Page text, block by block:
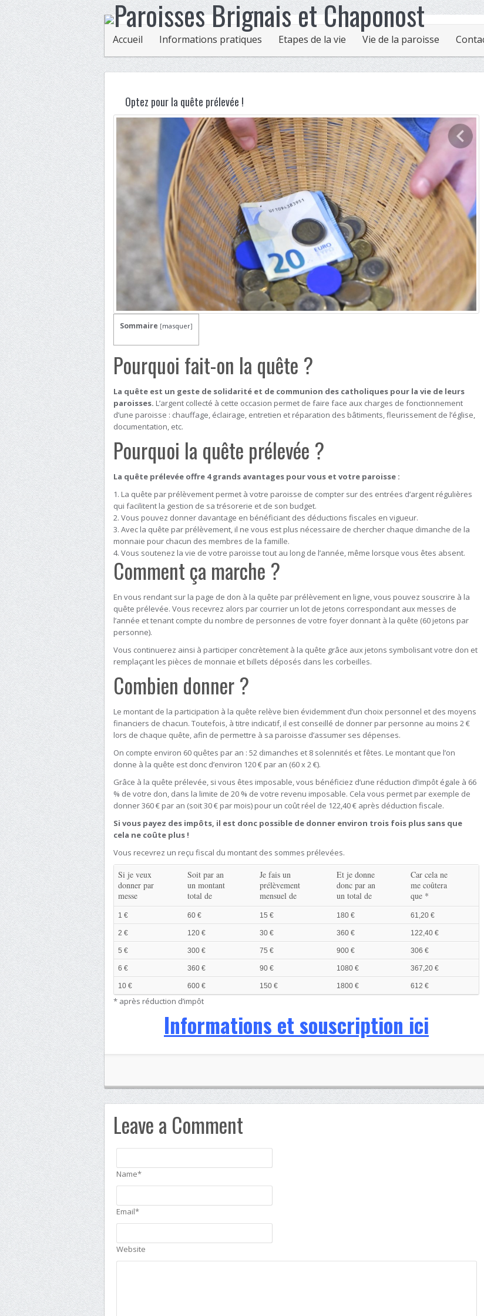
Accueil Informations pratiques Etapes de la vie Vie de la paroisse
Optez pour la quête prélevée !
Sommaire [masquer]
Pourquoi fait-on la quête ?
La quête est un geste de solidarité et de communion des catholiques pour la vie de leurs
paroisses. L’argent collecté à cette occasion permet de faire face aux charges de fonctionnement
d’une paroisse : chauffage, éclairage, entretien et réparation des bâtiments, fleurissement de l’église,
documentation, etc.
Pourquoi la quête prélevée ?
La quête prélevée offre 4 grands avantages pour vous et votre paroisse :
La quête par prélèvement permet à votre paroisse de compter sur des entrées d’argent régulières
qui facilitent la gestion de sa trésorerie et de son budget.
Vous pouvez donner davantage en bénéficiant des déductions fiscales en vigueur.
Avec la quête par prélèvement, il ne vous est plus nécessaire de chercher chaque dimanche de la
monnaie pour chacun des membres de la famille.
Vous soutenez la vie de votre paroisse tout au long de l’année, même lorsque vous êtes absent.
Comment ça marche ?
En vous rendant sur la page de don à la quête par prélèvement en ligne, vous pouvez souscrire à la
quête prélevée. Vous recevrez alors par courrier un lot de jetons correspondant aux messes de
l’année et tenant compte du nombre de personnes de votre foyer donnant à la quête (60 jetons par
personne).
Vous continuerez ainsi à participer concrètement à la quête grâce aux jetons symbolisant votre don et
remplaçant les pièces de monnaie et billets déposés dans les corbeilles.
Combien donner ?
Le montant de la participation à la quête relève bien évidemment d’un choix personnel et des moyens
financiers de chacun. Toutefois, à titre indicatif, il est conseillé de donner par personne au moins 2 €
lors de chaque quête, afin de permettre à sa paroisse d’assumer ses dépenses.
On compte environ 60 quêtes par an : 52 dimanches et 8 solennités et fêtes. Le montant que l’on
donne à la quête est donc d’environ 120 € par an (60 x 2 €).
Grâce à la quête prélevée, si vous êtes imposable, vous bénéficiez d’une réduction d’impôt égale à 66
% de votre don, dans la limite de 20 % de votre revenu imposable. Cela vous permet par exemple de
donner 360 € par an (soit 30 € par mois) pour un coût réel de 122,40 € après déduction fiscale.
Si vous payez des impôts, il est donc possible de donner environ trois fois plus sans que
cela ne coûte plus !
Vous recevrez un reçu fiscal du montant des sommes prélevées.
Si je veux
donner par
messe
Soit par an
un montant
total de
Je fais un
prélèvement
mensuel de
Et je donne
donc par an
un total de
Car cela ne
me coûtera
que *
1 € 60 € 15 € 180 € 61,20 €
2 € 120 € 30 € 360 € 122,40 €
5 € 300 € 75 € 900 € 306 €
6 € 360 € 90 € 1080 € 367,20 €
10 € 600 € 150 € 1800 € 612 €
* après réduction d’impôt
Informations et souscription ici
Leave a Comment
Name*
Email*
Website